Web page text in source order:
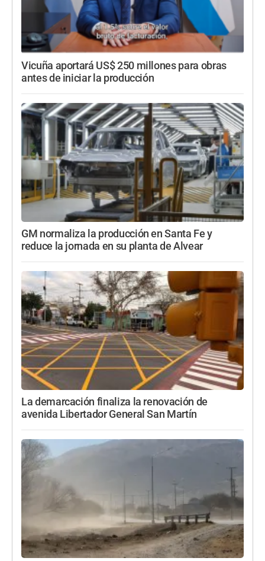
Vicuña aportará US$ 250 millones para obras
antes de iniciar la producción
GM normaliza la producción en Santa Fe y
reduce la jornada en su planta de Alvear
La demarcación finaliza la renovación de
avenida Libertador General San Martín